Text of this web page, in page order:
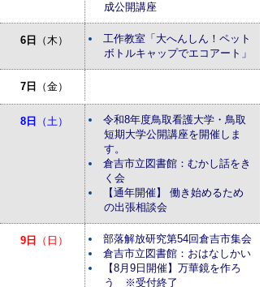
成公開講座
6日 （木）
工作教室「大へんしん！ペット
ボトルキャップでエコアート」
7日 （金）
8日 （土）
令和8年度鳥取看護大学・鳥取
短期大学公開講座を開催しま
す。
倉吉市立図書館：むかし話をき
く会
【通年開催】 働き始めるため
の出張相談会
9日 （日）
部落解放研究第54回倉吉市集会
倉吉市立図書館：おはなしかい
【8月9日開催】万華鏡を作ろ
う ※受付終了